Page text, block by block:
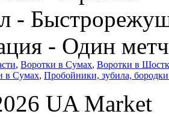
-
- Один
, Воротки в Сумах, Воротки в
в Сумах, Пробойники, зубила,
UA Market